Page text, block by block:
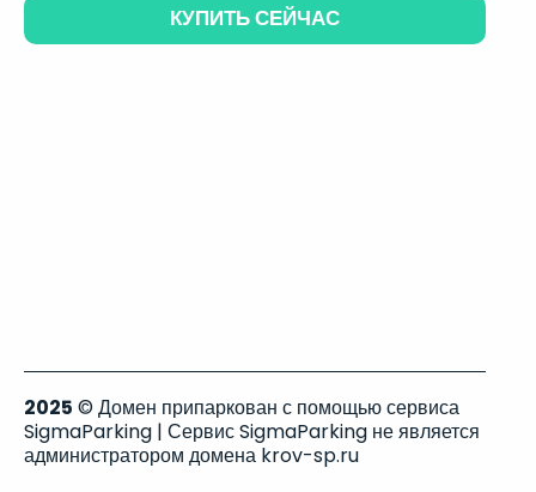
КУПИТЬ СЕЙЧАС
2025 © Домен припаркован с помощью сервиса
SigmaParking | Сервис SigmaParking не является
администратором домена krov-sp.ru